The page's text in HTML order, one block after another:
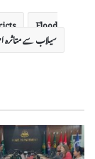
Flood
سیلاب سے متاثرہ